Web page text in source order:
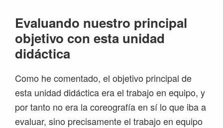
Evaluando nuestro principal
objetivo con esta unidad
didáctica
Como he comentado, el objetivo principal de
esta unidad didáctica era el trabajo en equipo, y
por tanto no era la coreografía en sí lo que iba a
evaluar, sino precisamente el trabajo en equipo